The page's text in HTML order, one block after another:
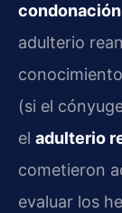
condonación
adulterio
(si el
el adulterio
cometieron
evaluar los